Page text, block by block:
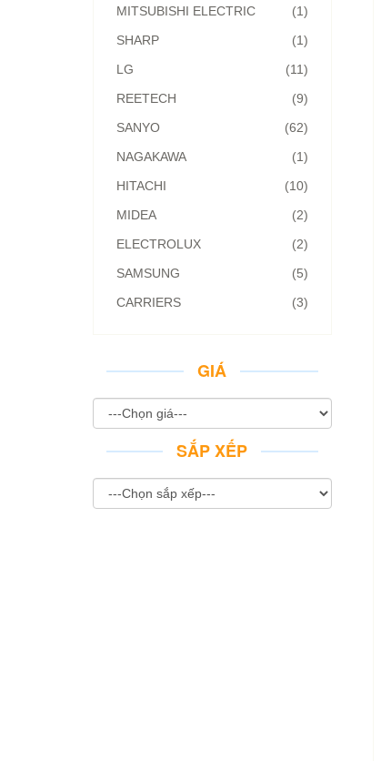
(1)
MITSUBISHI ELECTRIC
(1)
SHARP
(11)
LG
(9)
REETECH
(62)
SANYO
(1)
NAGAKAWA
(10)
HITACHI
(2)
MIDEA
(2)
ELECTROLUX
(5)
SAMSUNG
(3)
CARRIERS
GIÁ
SẮP XẾP